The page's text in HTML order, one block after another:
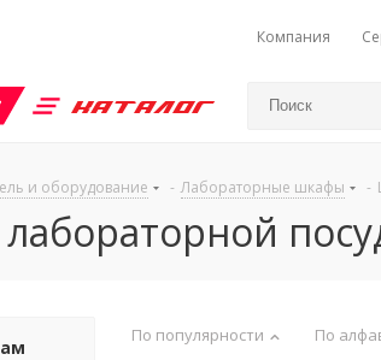
Компания
Каталог
и оборудование - Лабораторные шкафы -
По популярности По